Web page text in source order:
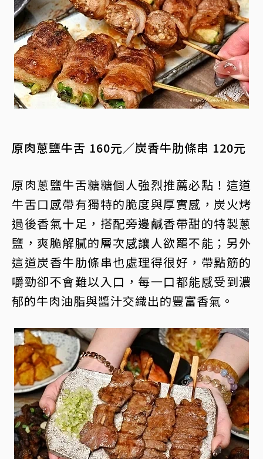
原肉蔥鹽牛舌 160元／炭香牛肋條串 120元
原肉蔥鹽牛舌糖糖個人強烈推薦必點！這道
牛舌口感帶有獨特的脆度與厚實感，炭火烤
過後香氣十足，搭配旁邊鹹香帶甜的特製蔥
鹽，爽脆解膩的層次感讓人欲罷不能；另外
這道炭香牛肋條串也處理得很好，帶點筋的
嚼勁卻不會難以入口，每一口都能感受到濃
郁的牛肉油脂與醬汁交織出的豐富香氣。